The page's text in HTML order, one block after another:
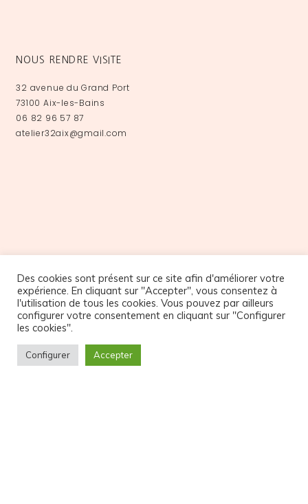
NOUS RENDRE VISITE
32 avenue du Grand Port
73100 Aix-les-Bains
06 82 96 57 87
atelier32aix@gmail.com
Des cookies sont présent sur ce site afin d'améliorer votre
expérience. En cliquant sur "Accepter", vous consentez à
l'utilisation de tous les cookies. Vous pouvez par ailleurs
configurer votre consentement en cliquant sur "Configurer
les cookies".
Configurer Accepter